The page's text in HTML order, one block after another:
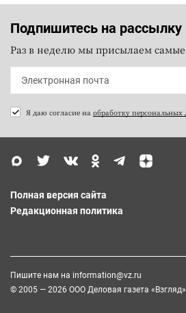
Подпишитесь на рассылку
Раз в неделю мы присылаем
Я даю согласие на обработку персональных
Полная версия сайта
Редакционная политика
Пишите нам на information@vz.ru
© 2005 — 2026 ООО Деловая газета «Взгляд»